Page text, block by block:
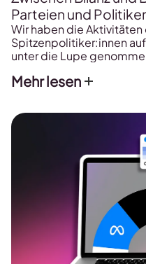
Parteien und
Wir haben die
Spitzenpolitiker:innen
unter die Lupe
100 Tage nach der
emotionale Botschaften
Plattformverständnis. […]
Mehr lesen